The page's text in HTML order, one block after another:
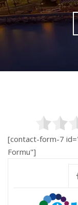
[contact-form-7
Formu"]